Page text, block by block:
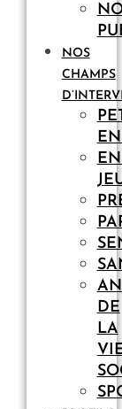
NOS
CHAMPS
DE
LA